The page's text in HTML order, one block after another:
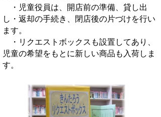
・児童役員は、開店前の準備、貸し出
し・返却の手続き、閉店後の片づけを行い
ます。
・リクエストボックスも設置してあり、
児童の希望をもとに新しい商品も入荷しま
す。